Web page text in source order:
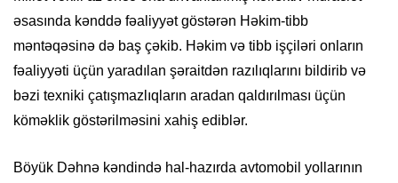
əsasında kənddə fəaliyyət göstərən Həkim-tibb
məntəqəsinə də baş çəkib. Həkim və tibb işçiləri onların
fəaliyyəti üçün yaradılan şəraitdən razılıqlarını bildirib və
bəzi texniki çatışmazlıqların aradan qaldırılması üçün
köməklik göstərilməsini xahiş ediblər.
Böyük Dəhnə kəndində hal-hazırda avtomobil yollarının